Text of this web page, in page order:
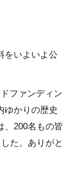
をいよいよ公
ファンディン
ゆかりの歴史
、200名もの皆
た。ありがと